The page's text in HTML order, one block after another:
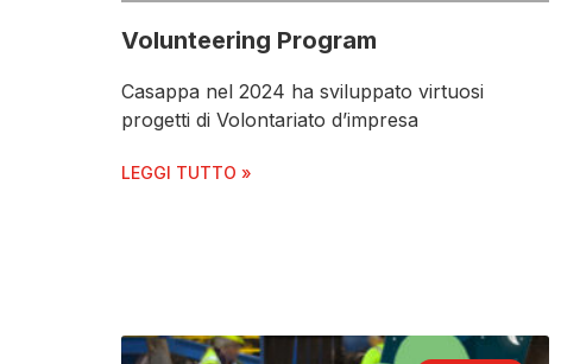
Volunteering Program
Casappa nel 2024 ha sviluppato virtuosi
progetti di Volontariato d’impresa
LEGGI TUTTO »